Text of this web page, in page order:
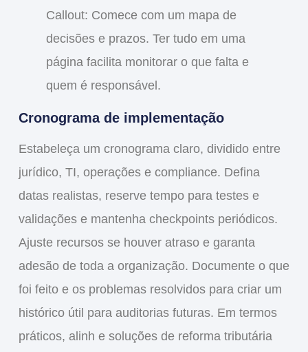
Callout: Comece com um mapa de
decisões e prazos. Ter tudo em uma
página facilita monitorar o que falta e
quem é responsável.
Cronograma de implementação
Estabeleça um cronograma claro, dividido entre
jurídico, TI, operações e compliance. Defina
datas realistas, reserve tempo para testes e
validações e mantenha checkpoints periódicos.
Ajuste recursos se houver atraso e garanta
adesão de toda a organização. Documente o que
foi feito e os problemas resolvidos para criar um
histórico útil para auditorias futuras. Em termos
práticos, alinh e soluções de reforma tributária